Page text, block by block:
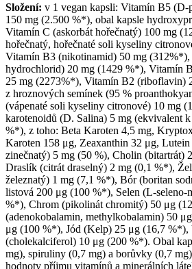
Složení: v 1 vegan kapsli: Vitamín B5 (D-
150 mg (2.500 %*), obal kapsle
Vitamín C (askorbát hořečnatý) 100 mg
hořečnatý, hořečnaté soli kyseliny
Vitamín B3 (nikotinamid) 50 mg
hydrochlorid) 20 mg (1429 %*), Vitamín
25 mg (2273%*), Vitamín B2 (riboflavin)
z hroznových semínek (95 %
(vápenaté soli kyseliny citronové) 10 mg
karotenoidů (D. Salina) 5 mg (ekvivalent
%*), z toho: Beta Karoten 4,5 mg,
Karoten 158 μg, Zeaxanthin 32 μg,
zinečnatý) 5 mg (50 %), Cholin (bitartrát)
Draslík (citrát draselný) 2 mg (0,1 %*),
železnatý) 1 mg (7,1 %*), Bór (boritan
listová 200 μg (100 %*), Selen (L-seleno-
%*), Chrom (pikolinát chromitý) 50 μg
(adenokobalamin, methylkobalamin) 50
μg (100 %*), Jód (Kelp) 25 μg (16,7
(cholekalciferol) 10 μg (200 %*). Obal
mg), spiruliny (0,7 mg) a borůvky (0,7
hodnoty příjmu vitamínů a minerálních